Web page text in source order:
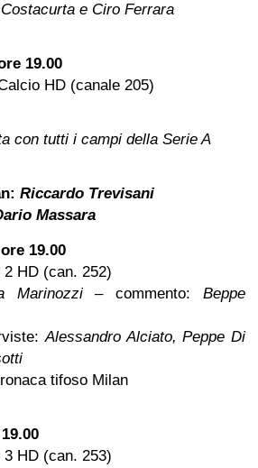
e Ciro Ferrara
19.00
HD (canale 205)
con tutti i campi della Serie A
Riccardo Trevisani
Massara
19.00
HD (can. 252)
Marinozzi– commento:Beppe
Alessandro Alciato, Peppe Di
tifoso Milan
HD (can. 253)